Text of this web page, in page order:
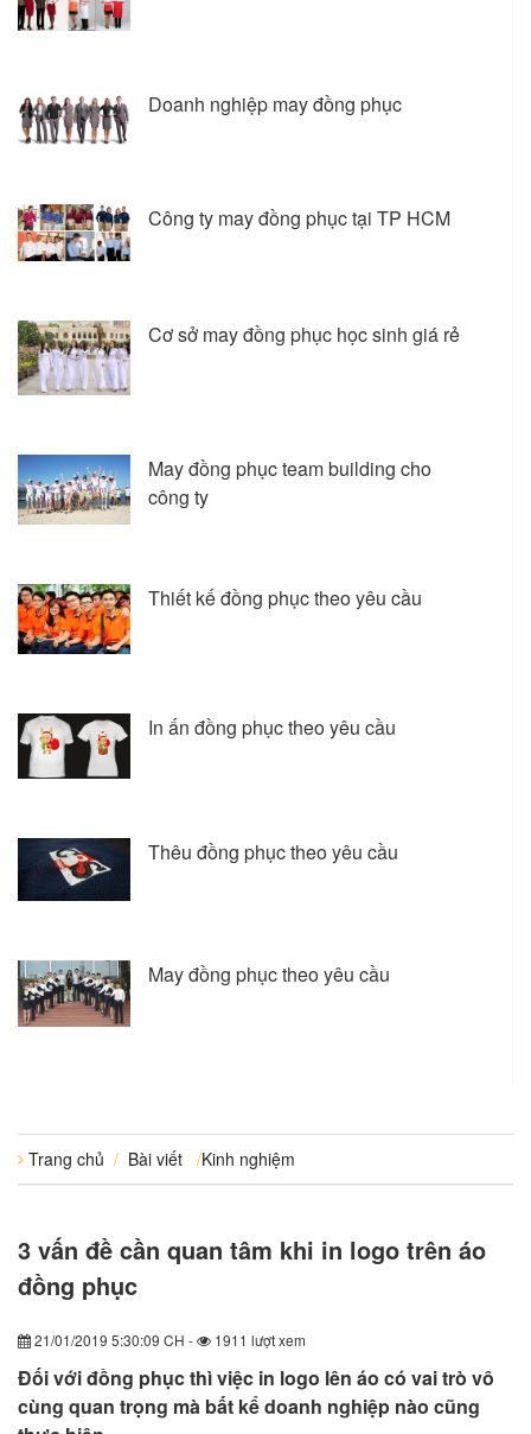
Doanh nghiệp may đồng phục
Công ty may đồng phục tại TP HCM
Cơ sở may đồng phục học sinh giá rẻ
May đồng phục team building cho
công ty
Thiết kế đồng phục theo yêu cầu
In ấn đồng phục theo yêu cầu
Thêu đồng phục theo yêu cầu
May đồng phục theo yêu cầu
Trang chủ / Bài viết /Kinh nghiệm
3 vấn đề cần quan tâm khi in logo trên áo
đồng phục
21/01/2019 5:30:09 CH - 1911 lượt xem
Đối với đồng phục thì việc in logo lên áo có vai trò vô
cùng quan trọng mà bất kể doanh nghiệp nào cũng